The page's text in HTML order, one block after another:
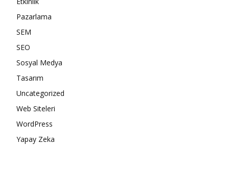
Pazarlama
SEM
SEO
Sosyal Medya
Tasarım
Uncategorized
Web Siteleri
WordPress
Yapay Zeka